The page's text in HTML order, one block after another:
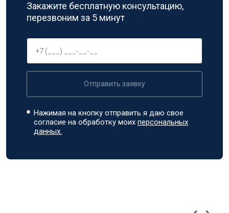
Закажите бесплатную консультацию,
перезвоним за 5 минут
Отправить заявку
Нажимая на кнопку отправить я даю свое
согласие на обработку моихперсональных
данных.